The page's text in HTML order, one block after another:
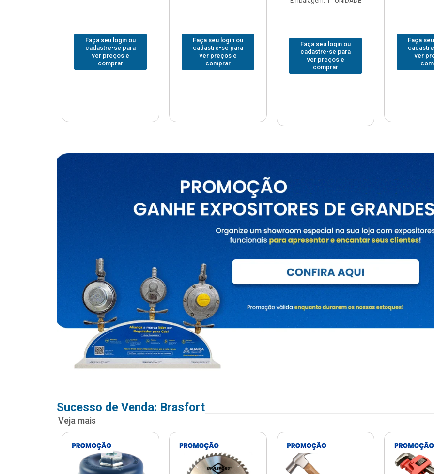
Faça seu login ou
cadastre-se para
ver preços e
comprar
Faça seu login ou
cadastre-se para
ver preços e
comprar
Faça seu login ou
cadastre-se para
ver preços e
comprar
Faça
ver
Sucesso de Venda: Brasfort
Veja mais